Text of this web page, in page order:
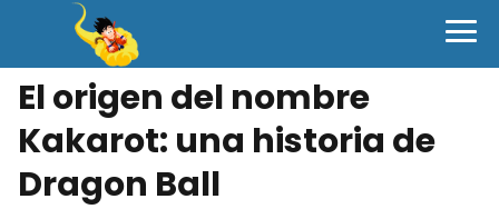
El origen del nombre
Kakarot: una historia de
Dragon Ball